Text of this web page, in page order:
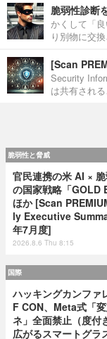
脆弱性診断
かくして「
り別物に交
[Scan
Security
は共有される
脆弱性と脅威
官民連携の米 AI ×
の国家戦略「GOLD
ほか [Scan
ly Executive
年7月度]
2026.8.6 Thu 8:15
国際
ハッキングカンファ
F CON、Meta式「
ネ」全面禁止（度付
広がるスマートグラ